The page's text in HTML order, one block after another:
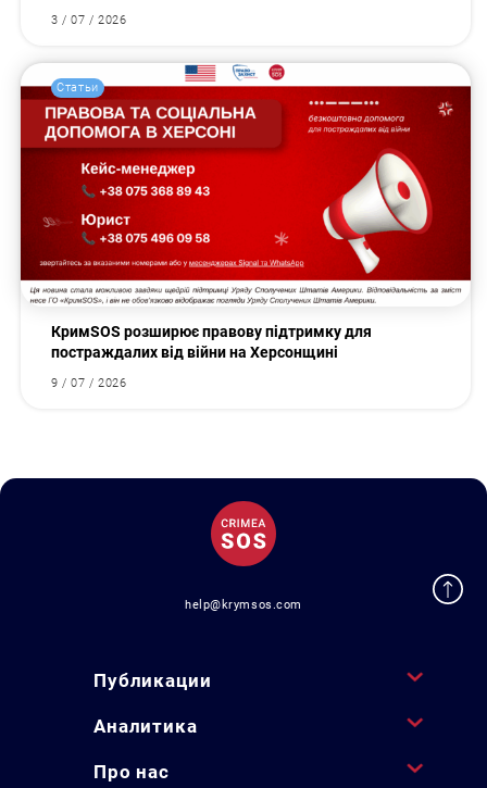
3 / 07 / 2026
Статьи
КримSOS розширює правову підтримку для
постраждалих від війни на Херсонщині
9 / 07 / 2026
help@krymsos.com
Публикации
Аналитика
Про нас